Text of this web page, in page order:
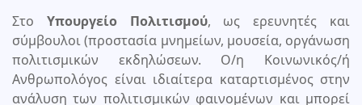
Στο Υπουργείο Πολιτισμού, ως ερευνητές και
σύμβουλοι (προστασία μνημείων, μουσεία, οργάνωση
πολιτισμικών εκδηλώσεων. Ο/η Κοινωνικός/ή
Ανθρωπολόγος είναι ιδιαίτερα καταρτισμένος στην
ανάλυση των πολιτισμικών φαινομένων και μπορεί